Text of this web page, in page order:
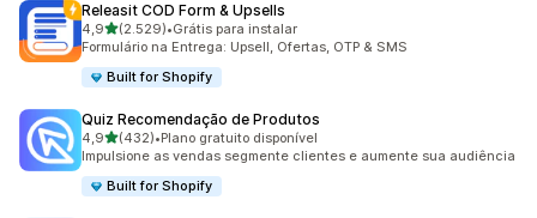
Releasit COD Form & Upsells
4,9de 5 estrelas
(2.529)
2529 avaliações ao todo
•Grátis para instalar
Formulário na Entrega: Upsell, Ofertas, OTP & SMS
Built for Shopify
Quiz Recomendação de Produtos
4,9de 5 estrelas
(432)
432 avaliações ao todo
•Plano gratuito disponível
Impulsione as vendas segmente clientes e aumente sua audiência
Built for Shopify